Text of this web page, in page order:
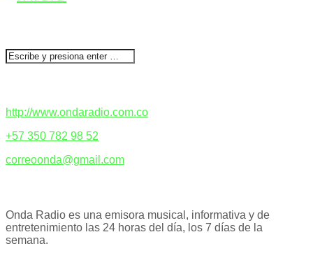
http://www.ondaradio.com.co
+57 350 782 98 52
correoonda@gmail.com
Onda Radio es una emisora musical, informativa y de
entretenimiento las 24 horas del día, los 7 días de la
semana.